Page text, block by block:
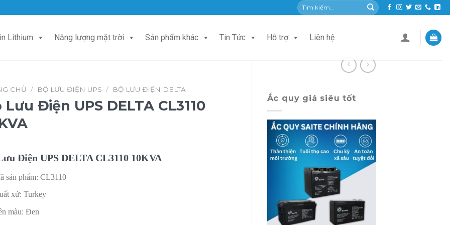
Tìm
kiếm:
Lithium Năng lượng mặt trời Sản phẩm khác Tin Tức Hỗ trợ Liên hệ
Ắc quy giá siêu tốt
CHỦ / BỘ LƯU ĐIỆN UPS / BỘ LƯU ĐIỆN DELTA
Lưu Điện UPS DELTA CL3110
Điện UPS DELTA CL3110 10KVA
sản phẩm: CL3110
xứ: Turkey
màu: Đen